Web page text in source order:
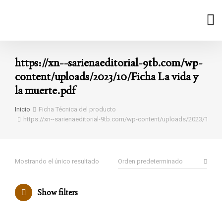
https://xn--sarienaeditorial-9tb.com/wp-
content/uploads/2023/10/Ficha La vida y
la muerte.pdf
Estás aquí:
Inicio
Ficha Técnica del producto
https://xn--sarienaeditorial-9tb.com/wp-content/uploads/2023/10/
Mostrando el único resultado
Show filters